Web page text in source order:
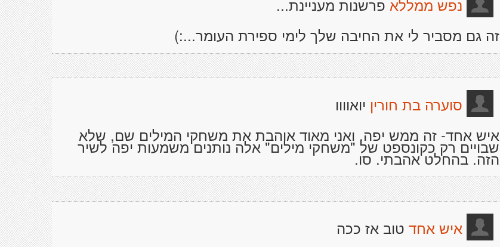
נפש ממללא פרשנות מעניינת...
זה גם מסביר לי את החיבה שלך לימי ספירת העומר...:)
סוערה בת חורין יואוווו
איש אחד- זה ממש יפה. ואני מאוד אוהבת את משחקי המילים שם, שלא
שבויים רק כקונספט של "משחקי מילים" אלה נותנים משמעות יפה לשיר
הזה. בהחלט אהבתי. סו.
איש אחד טוב אז ככה